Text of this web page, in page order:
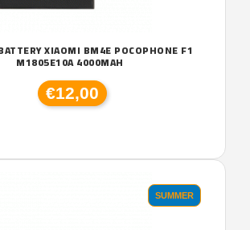
XIAOMI BM4E POCOPHONE F1
M1805E10A 4000MAH
€12,00
SUMMER